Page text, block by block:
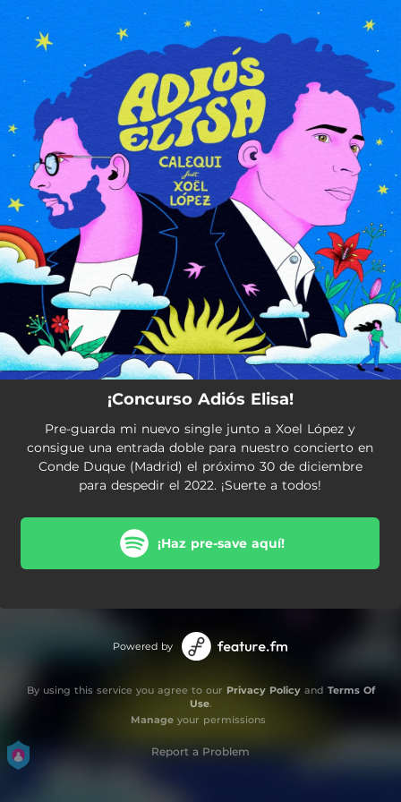
You're all set!
¡Concurso Adiós Elisa!
Pre-guarda mi nuevo single junto a Xoel López y
consigue una entrada doble para nuestro concierto en
Conde Duque (Madrid) el próximo 30 de diciembre
para despedir el 2022. ¡Suerte a todos!
¡Haz pre-save aquí!
Powered by
By using this service you agree to our Privacy Policyand Terms Of
Use.
Manageyour permissions
Report a Problem